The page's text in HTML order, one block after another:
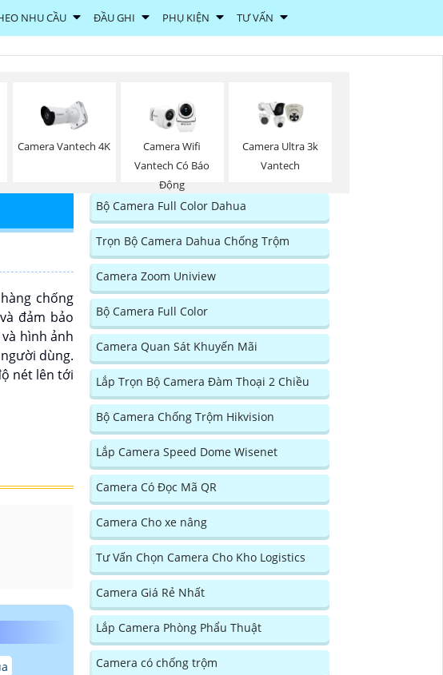
NHU CẦU ĐẦU GHI PHỤ KIỆN TƯ VẤN
Camera Vantech 4K
Camera Wifi
Vantech Có Báo
Động
Camera Ultra 3k
Vantech
chống
đảm bảo
hình ảnh
dùng.
nét lên tới
Bộ Camera Full Color Dahua
Trọn Bộ Camera Dahua Chống Trộm
Camera Zoom Uniview
Bộ Camera Full Color
Camera Quan Sát Khuyến Mãi
Lắp Trọn Bộ Camera Đàm Thoại 2 Chiều
Bộ Camera Chống Trộm Hikvision
Lắp Camera Speed Dome Wisenet
Camera Có Đọc Mã QR
Camera Cho xe nâng
Tư Vấn Chọn Camera Cho Kho Logistics
Camera Giá Rẻ Nhất
Lắp Camera Phòng Phẩu Thuật
Camera có chống trộm